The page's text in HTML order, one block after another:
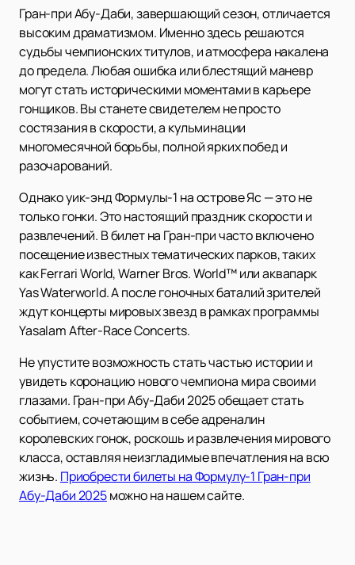
Гран-при Абу-Даби, завершающий сезон, отличается
высоким драматизмом. Именно здесь решаются
судьбы чемпионских титулов, и атмосфера накалена
до предела. Любая ошибка или блестящий маневр
могут стать историческими моментами в карьере
гонщиков. Вы станете свидетелем не просто
состязания в скорости, а кульминации
многомесячной борьбы, полной ярких побед и
разочарований.
Однако уик-энд Формулы-1 на острове Яс — это не
только гонки. Это настоящий праздник скорости и
развлечений. В билет на Гран-при часто включено
посещение известных тематических парков, таких
как Ferrari World, Warner Bros. World™ или аквапарк
Yas Waterworld. А после гоночных баталий зрителей
ждут концерты мировых звезд в рамках программы
Yasalam After-Race Concerts.
Не упустите возможность стать частью истории и
увидеть коронацию нового чемпиона мира своими
глазами. Гран-при Абу-Даби 2025 обещает стать
событием, сочетающим в себе адреналин
королевских гонок, роскошь и развлечения мирового
класса, оставляя неизгладимые впечатления на всю
жизнь. Приобрести билеты на Формулу-1 Гран-при
Абу-Даби 2025можно на нашем сайте.